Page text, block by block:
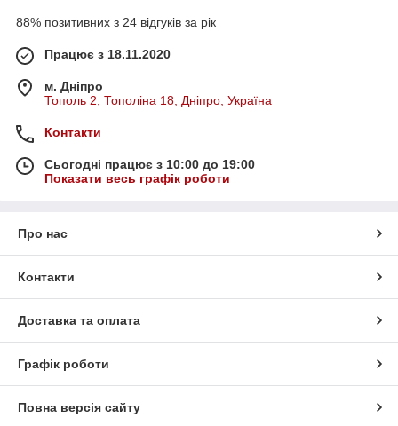
88% позитивних з 24 відгуків за рік
Працює з 18.11.2020
м. Дніпро
Тополь 2, Тополіна 18, Дніпро, Україна
Контакти
Сьогодні працює з 10:00 до 19:00
Показати весь графік роботи
Про нас
Контакти
Доставка та оплата
Графік роботи
Повна версія сайту